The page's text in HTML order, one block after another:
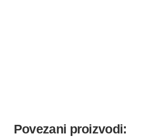
Povezani proizvodi: